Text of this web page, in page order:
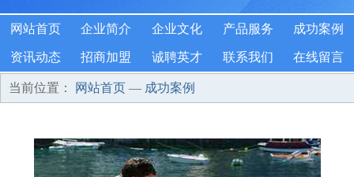
网站首页 企业简介 企业文化 产品服务 成功案例
资讯动态 招商加盟 诚聘英才 联系我们 在线留言
当前位置： 网站首页 — 成功案例